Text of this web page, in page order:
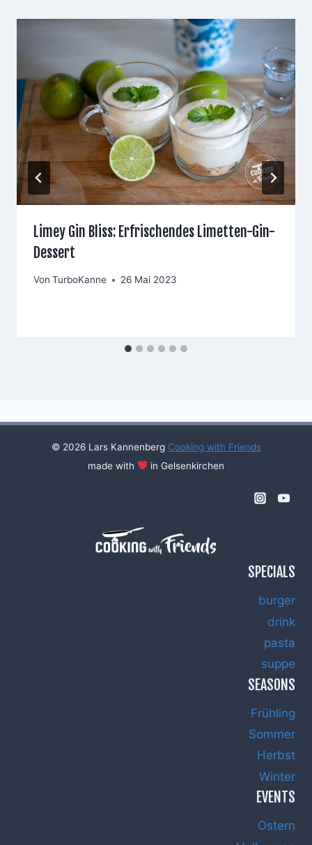
Limey Gin Bliss: Erfrischendes Limetten-Gin-
Dessert
Von TurboKanne 26 Mai 2023
© 2026 Lars Kannenberg Cooking with Friends
made with
in Gelsenkirchen
SPECIALS
burger
drink
pasta
suppe
SEASONS
Frühling
Sommer
Herbst
Winter
EVENTS
Ostern